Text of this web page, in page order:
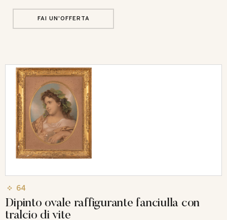
FAI UN'OFFERTA
64
Dipinto ovale raffigurante fanciulla con
tralcio di vite